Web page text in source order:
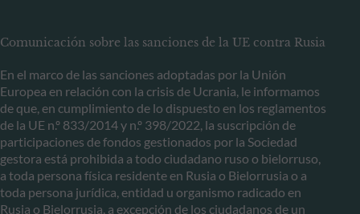
Comunicación sobre las sanciones de la UE contra Rusia
En el marco de las sanciones adoptadas por la Unión
Europea en relación con la crisis de Ucrania, le informamos
de que, en cumplimiento de lo dispuesto en los reglamentos
de la UE n.º 833/2014 y n.º 398/2022, la suscripción de
participaciones de fondos gestionados por la Sociedad
gestora está prohibida a todo ciudadano ruso o bielorruso,
a toda persona física residente en Rusia o Bielorrusia o a
toda persona jurídica, entidad u organismo radicado en
Rusia o Bielorrusia, a excepción de los ciudadanos de un